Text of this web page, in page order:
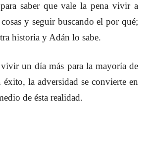
saber que vale la pena vivir a
y seguir buscando el por qué;
historia y Adán lo sabe.
un día más para la mayoría de
la adversidad se convierte en
de ésta realidad.